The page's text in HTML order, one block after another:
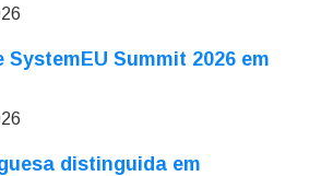
SystemEU Summit 2026 em
distinguida em